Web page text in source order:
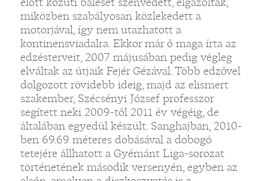
miközben szabályosan közlekedett a
motorjával, így nem utazhatott a
kontinensviadalra. Ekkor már ő maga írta az
edzésterveit, 2007 májusában pedig végleg
elváltak az útjaik Fejér Gézával. Több edzővel
dolgozott rövidebb ideig, majd az elismert
szakember, Szécsényi József professzor
segített neki 2009-től 2011 év végéig, de
általában egyedül készült. Sanghajban, 2010-
ben 69.69 méteres dobásával a dobogó
tetejére állhatott a Gyémánt Liga-sorozat
történetének második versenyén, egyben az